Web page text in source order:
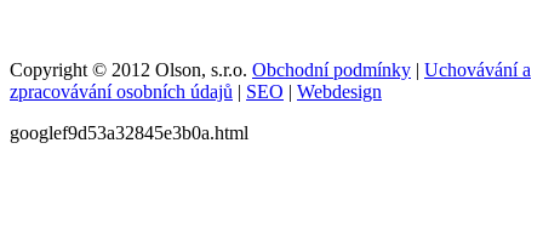
Copyright © 2012 Olson, s.r.o. Obchodní podmínky | Uchovávání a
zpracovávání osobních údajů | SEO | Webdesign
googlef9d53a32845e3b0a.html